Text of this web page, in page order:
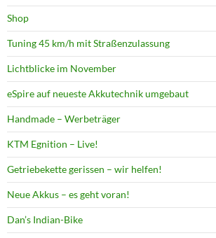
Shop
Tuning 45 km/h mit Straßenzulassung
Lichtblicke im November
eSpire auf neueste Akkutechnik umgebaut
Handmade – Werbeträger
KTM Egnition – Live!
Getriebekette gerissen – wir helfen!
Neue Akkus – es geht voran!
Dan’s Indian-Bike